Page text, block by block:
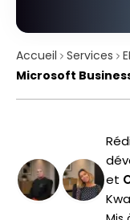
Accueil Services
Microsoft
et